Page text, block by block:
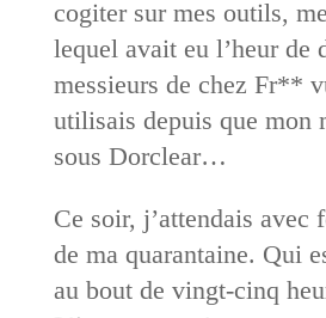
cogiter sur mes outils,
lequel avait eu l’heur de
messieurs de chez Fr**
utilisais depuis que mon
sous Dorclear…
Ce soir, j’attendais
de ma quarantaine. Qui
au bout de vingt-cinq